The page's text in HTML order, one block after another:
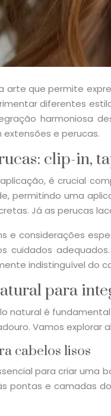
que permite
diferentes
harmoniosa
e perucas.
clip-in,
é crucial
permitindo uma
Já as perucas
considerações
cuidados
indistinguível do
para
natural é
Vamos
cabelos lisos
para criar
pontas e camadas